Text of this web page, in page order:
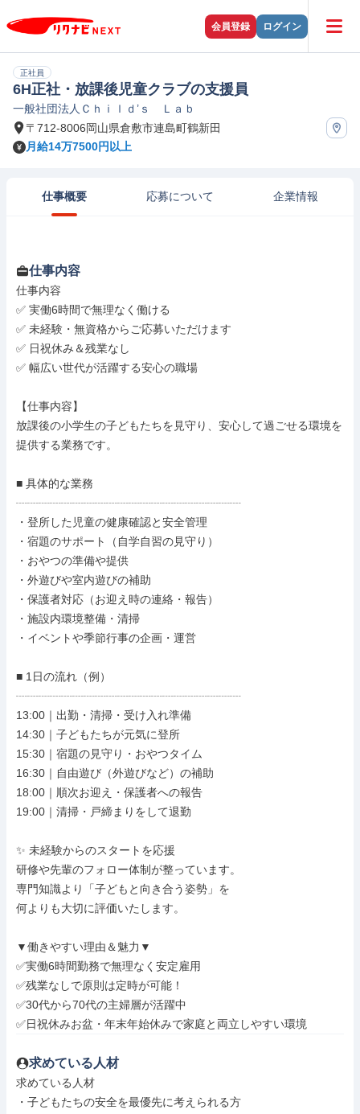
会員登録 ログイン
正社員
6H正社・放課後児童クラブの支援員
一般社団法人Ｃｈｉｌｄ’ｓ Ｌａｂ
〒712-8006岡山県倉敷市連島町鶴新田
月給14万7500円以上
仕事概要 応募について 企業情報
仕事内容
仕事内容
✅ 実働6時間で無理なく働ける
✅ 未経験・無資格からご応募いただけます
✅ 日祝休み＆残業なし
✅ 幅広い世代が活躍する安心の職場
【仕事内容】
放課後の小学生の子どもたちを見守り、安心して過ごせる環境を
提供する業務です。
■ 具体的な業務
┈┈┈┈┈┈┈┈┈┈┈┈┈┈┈┈┈┈┈┈
・登所した児童の健康確認と安全管理
・宿題のサポート（自学自習の見守り）
・おやつの準備や提供
・外遊びや室内遊びの補助
・保護者対応（お迎え時の連絡・報告）
・施設内環境整備・清掃
・イベントや季節行事の企画・運営
■ 1日の流れ（例）
┈┈┈┈┈┈┈┈┈┈┈┈┈┈┈┈┈┈┈┈
13:00｜出勤・清掃・受け入れ準備
14:30｜子どもたちが元気に登所
15:30｜宿題の見守り・おやつタイム
16:30｜自由遊び（外遊びなど）の補助
18:00｜順次お迎え・保護者への報告
19:00｜清掃・戸締まりをして退勤
✨ 未経験からのスタートを応援
研修や先輩のフォロー体制が整っています。
専門知識より「子どもと向き合う姿勢」を
何よりも大切に評価いたします。
▼働きやすい理由＆魅力▼
✅実働6時間勤務で無理なく安定雇用
✅残業なしで原則は定時が可能！
✅30代から70代の主婦層が活躍中
✅日祝休みお盆・年末年始休みで家庭と両立しやすい環境
求めている人材
求めている人材
・子どもたちの安全を最優先に考えられる方